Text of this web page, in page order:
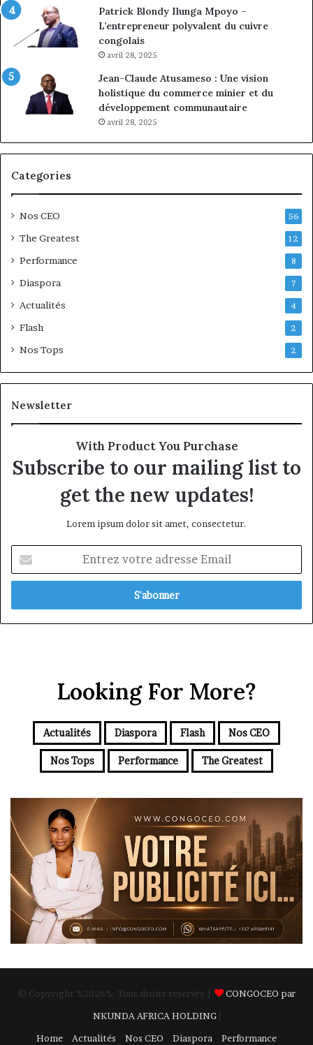
Patrick Blondy Ilunga Mpoyo –
L’entrepreneur polyvalent du cuivre
congolais
avril 28, 2025
Jean-Claude Atusameso : Une vision
holistique du commerce minier et du
développement communautaire
avril 28, 2025
Categories
Nos CEO 56
The Greatest 12
Performance 8
Diaspora 7
Actualités 4
Flash 2
Nos Tops 2
Newsletter
With Product You Purchase
Subscribe to our mailing list to
get the new updates!
Lorem ipsum dolor sit amet, consectetur.
votre
adresse
Looking For More?
Actualités Diaspora Flash Nos CEO
Nos Tops Performance The Greatest
© Copyright %2026%, Tous droits réservés |
CONGOCEO par
NKUNDA AFRICA HOLDING|
Home
Actualités Nos CEO Diaspora Performance